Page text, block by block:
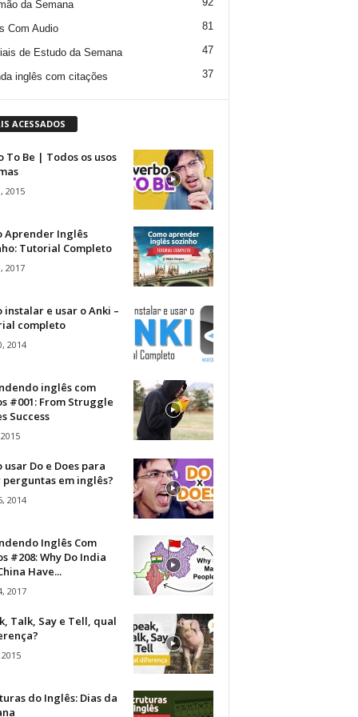
da Semana
Com Audio 81
de Estudo da Semana 47
inglês com citações 37
ACESSADOS
To Be | Todos os usos
2015
Aprender Inglês
Tutorial Completo
2017
instalar e usar o Anki –
completo
2014
inglês com
#001: From Struggle
Success
usar Do e Does para
em inglês?
2014
Inglês Com
#208: Why Do India
Have...
2017
Talk, Say e Tell, qual
do Inglês: Dias da